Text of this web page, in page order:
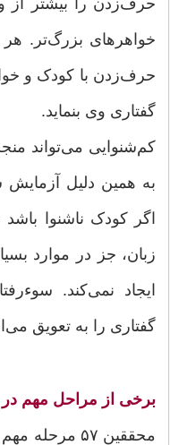
خواهرهای بزرگ‌تر. هر
حرف‌زدن با کودک و
گفتاری وی بنماید.
کم‌شنوایی می‌تواند
به همین دلیل
اگر کودک ناشنوا
زبان، جز در موارد
ایجاد نمی‌کند.
گفتاری را به تعویق
برخی از مراحل مهم در